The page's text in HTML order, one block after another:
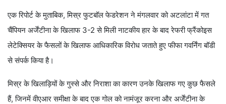
एक रिपोर्ट के मुताबिक, मिस्र फुटबॉल फेडरेशन ने मंगलवार को अटलांटा में गत
चैंपियन अर्जेंटीना के खिलाफ 3-2 से मिली नाटकीय हार के बाद रेफरी फ्रैंकोइस
लेटेक्सियर के फैसलों के खिलाफ आधिकारिक विरोध जताते हुए फीफा गवर्निंग बॉडी
से संपर्क किया है।
मिस्र के खिलाड़ियों के गुस्से और निराशा का कारण उनके खिलाफ गए कुछ फैसले
हैं, जिनमें वीएआर समीक्षा के बाद एक गोल को नामंजूर करना और अर्जेंटीना के